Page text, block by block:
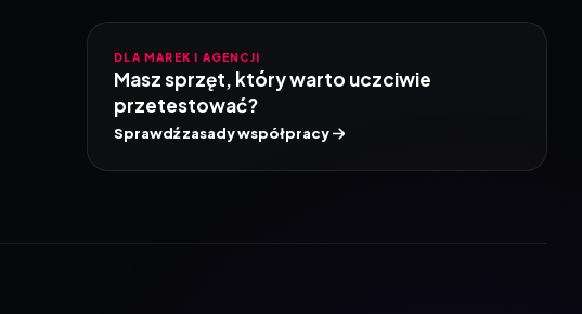
DLA MAREK I AGENCJI
Masz sprzęt, który warto uczciwie
przetestować?
Sprawdź zasady współpracy